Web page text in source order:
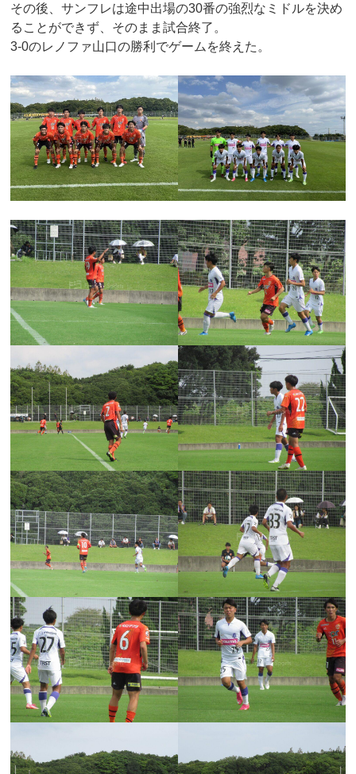
その後、サンフレは途中出場の30番の強烈なミドルを決め
ることができず、そのまま試合終了。
3-0のレノファ山口の勝利でゲームを終えた。